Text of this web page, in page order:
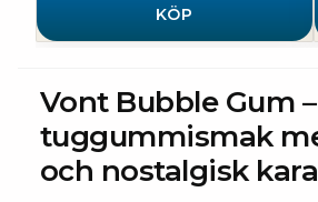
KÖP
Vont Bubble Gum
tuggummismak
och nostalgisk